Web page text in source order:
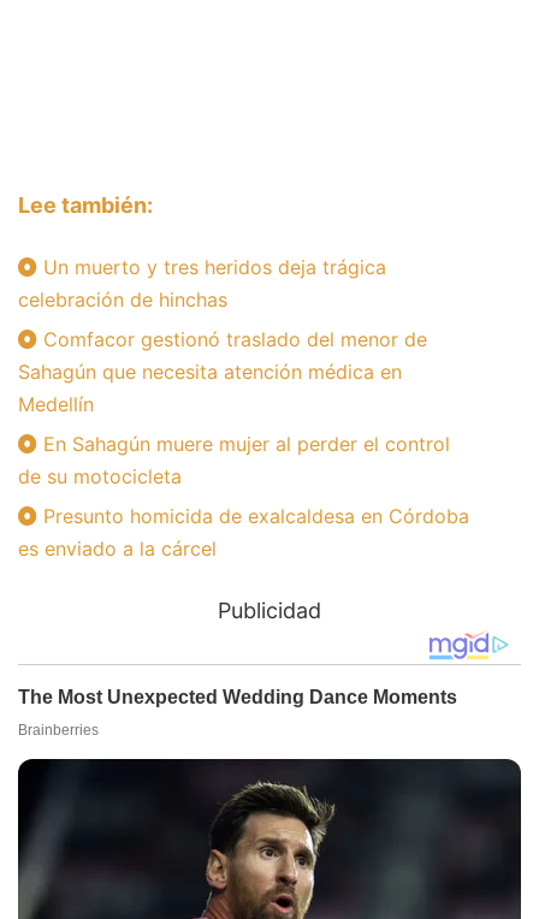
Lee también:
Un muerto y tres heridos deja trágica
celebración de hinchas
Comfacor gestionó traslado del menor de
Sahagún que necesita atención médica en
Medellín
En Sahagún muere mujer al perder el control
de su motocicleta
Presunto homicida de exalcaldesa en Córdoba
es enviado a la cárcel
Publicidad